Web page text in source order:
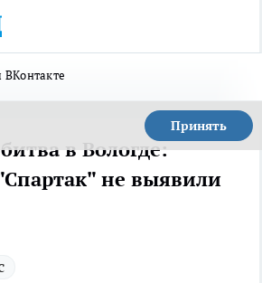
Принять
в Вологде:
не выявили